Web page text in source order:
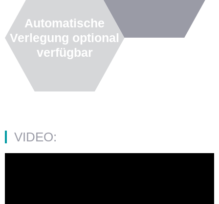
Automatische
Verlegung optional
verfügbar
VIDEO: